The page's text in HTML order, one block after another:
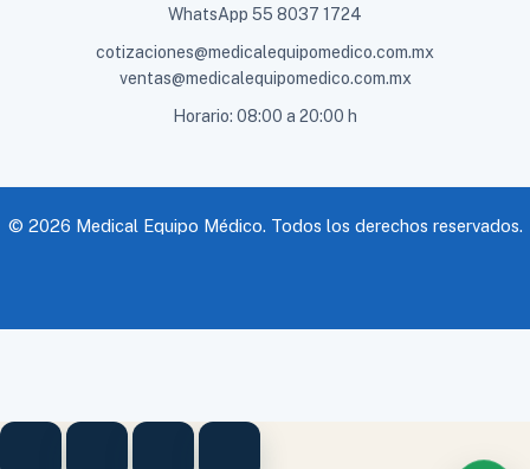
WhatsApp 55 8037 1724
cotizaciones@medicalequipomedico.com.mx
ventas@medicalequipomedico.com.mx
Horario: 08:00 a 20:00 h
© 2026 Medical Equipo Médico. Todos los derechos reservados.